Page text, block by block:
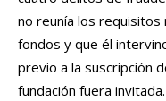
no reunía los
fondos y que él
previo a la suscripción
fundación fuera invitada.